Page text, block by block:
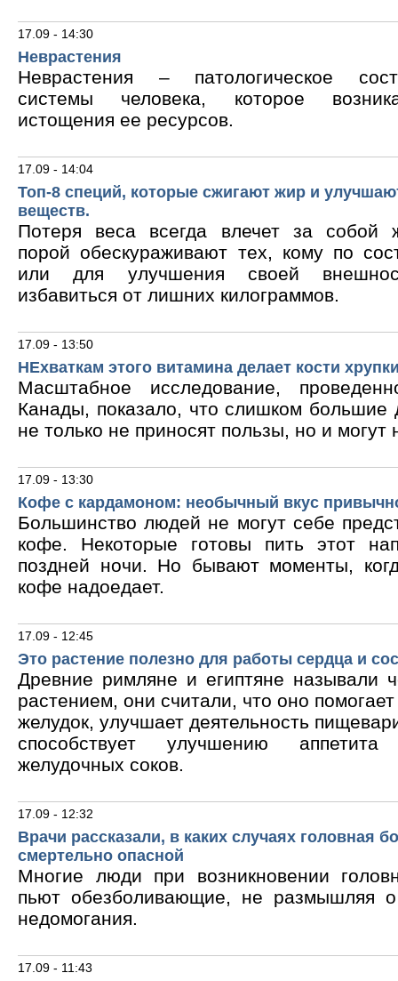
17.09 - 14:30
Неврастения
Неврастения – патологическое
системы человека, которое
истощения ее ресурсов.
17.09 - 14:04
Топ-8 специй, которые сжигают жир и
веществ.
Потеря веса всегда влечет за собой
порой обескураживают тех, кому по
или для улучшения своей
избавиться от лишних килограммов.
17.09 - 13:50
НЕхваткам этого витамина делает кости
Масштабное исследование,
Канады, показало, что слишком большие
не только не приносят пользы, но и могут
17.09 - 13:30
Кофе с кардамоном: необычный вкус
Большинство людей не могут себе
кофе. Некоторые готовы пить этот
поздней ночи. Но бывают моменты,
кофе надоедает.
17.09 - 12:45
Это растение полезно для работы сердца и
Древние римляне и египтяне называли
растением, они считали, что оно
желудок, улучшает деятельность
способствует улучшению
желудочных соков.
17.09 - 12:32
Врачи рассказали, в каких случаях головная
смертельно опасной
Многие люди при возникновении
пьют обезболивающие, не размышляя о
недомогания.
17.09 - 11:43